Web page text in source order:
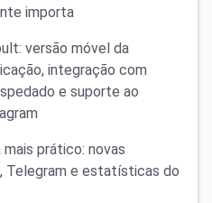
importa
versão móvel da
integração com
e suporte ao
prático: novas
Telegram e estatísticas do